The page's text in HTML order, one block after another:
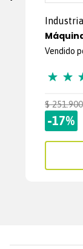
★ ★
$ 251.900
-17%